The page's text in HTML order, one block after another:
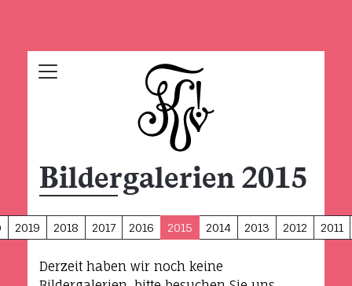
Bildergalerien 2015
2019 2018 2017 2016 2015 2014 2013 2012 2011
Derzeit haben wir noch keine